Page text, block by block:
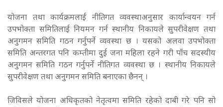
योजना तथा कार्यक्रमलाई नीतिगत व्यवस्थाअनुसार कार्यान्वयन गर्न
उपभोक्ता समितिलाई नियमन गर्न स्थानीय निकायले सुपरीवेक्षण तथा
अनुगमन समिति गठन गर्नुपर्ने व्यवस्था छ । यसको अलवा उपभोक्ता
समिति अन्तरगत पनि कम्तीमा दुई जना महिला रहने गरी पाँच सदस्यीय
अनुगमन समिति गठन गर्नुपर्ने नीतिगत व्यवस्था छ । स्थानीय निकायले
सुपरीवेक्षण तथा अनुगमन समिति बनाएका छैनन् ।
जिविसले योजना अधिकृतको नेतृत्वमा समिति रहेको दाबी गरे पनि सो